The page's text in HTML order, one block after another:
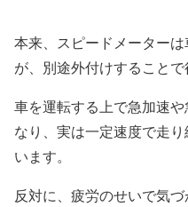
本来、スピードメーター
が、別途外付けすることで
車を運転する上で急加速
なり、実は一定速度で走
います。
反対に、疲労のせいで気